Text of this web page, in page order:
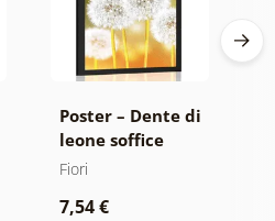
Poster – Dente di
leone soffice
Fiori
7,54 €